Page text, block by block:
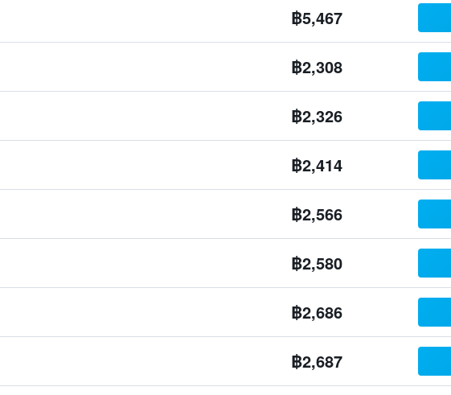
฿5,467
฿2,308
฿2,326
฿2,414
฿2,566
฿2,580
฿2,686
฿2,687